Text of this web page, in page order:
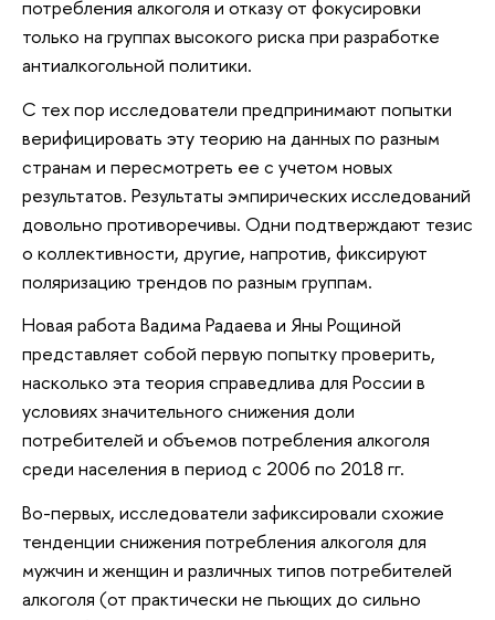
потребления алкоголя и отказу от фокусировки
только на группах высокого риска при разработке
антиалкогольной политики.
С тех пор исследователи предпринимают попытки
верифицировать эту теорию на данных по разным
странам и пересмотреть ее с учетом новых
результатов. Результаты эмпирических исследований
довольно противоречивы. Одни подтверждают тезис
о коллективности, другие, напротив, фиксируют
поляризацию трендов по разным группам.
Новая работа Вадима Радаева и Яны Рощиной
представляет собой первую попытку проверить,
насколько эта теория справедлива для России в
условиях значительного снижения доли
потребителей и объемов потребления алкоголя
среди населения в период с 2006 по 2018 гг.
Во-первых, исследователи зафиксировали схожие
тенденции снижения потребления алкоголя для
мужчин и женщин и различных типов потребителей
алкоголя (от практически не пьющих до сильно